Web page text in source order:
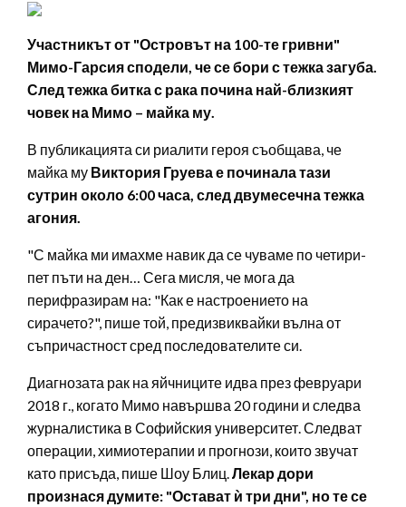
Участникът от "Островът на 100-те гривни"
Мимо-Гарсия сподели, че се бори с тежка загуба.
След тежка битка с рака почина най-близкият
човек на Мимо – майка му.
В публикацията си риалити героя съобщава, че
майка му Виктория Груева е починала тази
сутрин около 6:00 часа, след двумесечна тежка
агония.
"С майка ми имахме навик да се чуваме по четири-
пет пъти на ден… Сега мисля, че мога да
перифразирам на: "Как е настроението на
сирачето?", пише той, предизвиквайки вълна от
съпричастност сред последователите си.
Диагнозата рак на яйчниците идва през февруари
2018 г., когато Мимо навършва 20 години и следва
журналистика в Софийския университет. Следват
операции, химиотерапии и прогнози, които звучат
като присъда, пише Шоу Блиц.Лекар дори
произнася думите: "Остават ѝ три дни", но те се